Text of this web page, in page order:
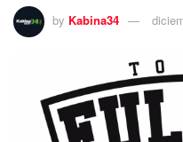
by Kabina34